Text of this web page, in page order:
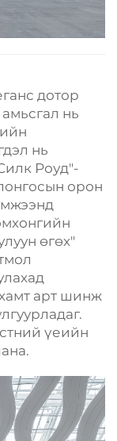
дотор
нь
нь
Роуд"-
орон
өгөх"
арт шинж
үеийн